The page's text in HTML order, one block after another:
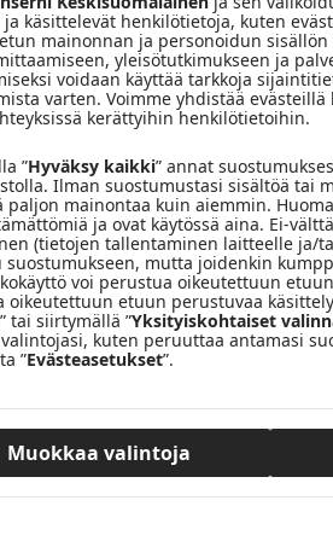
tililtä @BigWheelsEvents,
27.11.-5.12.
vastanneiden kesken. Pääpalkinto
– The Winter Show’hun
– The Winter Show’hun ja 2 kpl
Lutakonaukio 12, 40100 Jyväskylä.
Jyväskylässä(avoinna pe 16-22 ja la
Paviljonki, Jyväskylä
ja käsittelevät henkilötietoja, kuten
mainonnan ja personoidun
yleisötutkimukseen ja
voidaan käyttää tarkkoja
varten. Voimme yhdistää
kerättyihin henkilötietoihin.
”Hyväksy kaikki” annat
Ilman suostumustasi sisältöä tai
paljon mainontaa kuin aiemmin.
ja ovat käytössä aina. Ei-
(tietojen tallentaminen laitteelle ja/
suostumukseen, mutta joidenkin
voi perustua oikeutettuun
oikeutettuun etuun perustuvaa
” tai siirtymällä ”Yksityiskohtaiset
kuten peruuttaa antamasi
”Evästeasetukset”.
Muokkaa valintoja